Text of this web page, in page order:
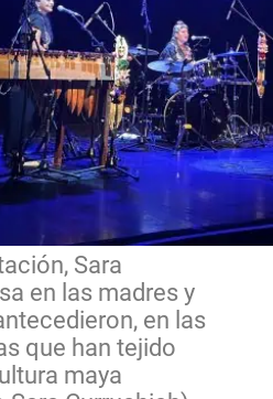
Sara
en las madres y
en las
que han tejido
maya